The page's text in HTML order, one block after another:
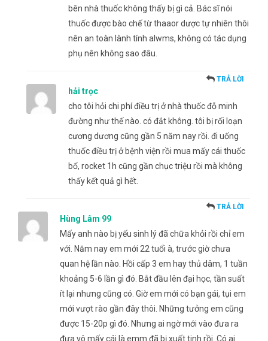
bên nhà thuốc không thấy bị gì cả. Bác sĩ nói
thuốc được bào chế từ thaaor dược tự nhiên thôi
nên an toàn lành tính alwms, không có tác dụng
phụ nên không sao đâu.
hải trọc
TRẢ LỜI
cho tôi hỏi chi phí điều trị ở nhà thuốc đỗ minh
đường như thế nào. có đắt không. tôi bị rối loạn
cương dương cũng gần 5 năm nay rồi. đi uống
thuốc điều trị ở bệnh viện rồi mua mấy cái thuốc
bổ, rocket 1h cũng gần chục triệu rồi mà không
thấy kết quả gì hết.
Hùng Lâm 99
TRẢ LỜI
Mấy anh nào bị yếu sinh lý đã chữa khỏi rồi chỉ em
với. Năm nay em mới 22 tuổi à, trước giờ chưa
quan hệ lần nào. Hồi cấp 3 em hay thủ dâm, 1 tuần
khoảng 5-6 lần gì đó. Bắt đầu lên đại học, tần suất
ít lại nhưng cũng có. Giờ em mới có bạn gái, tụi em
mới vượt rào gần đây thôi. Những tưởng em cũng
được 15-20p gì đó. Nhưng ai ngờ mới vào đưa ra
đưa vô mấy cái là emm đã bị xuất tinh rồi. Có ai